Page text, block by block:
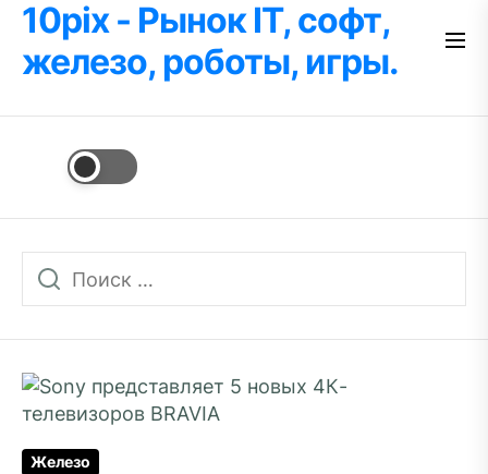
Перейти
содержимому
10pix - Рынок IT, софт,
железо, роботы, игры.
Железо